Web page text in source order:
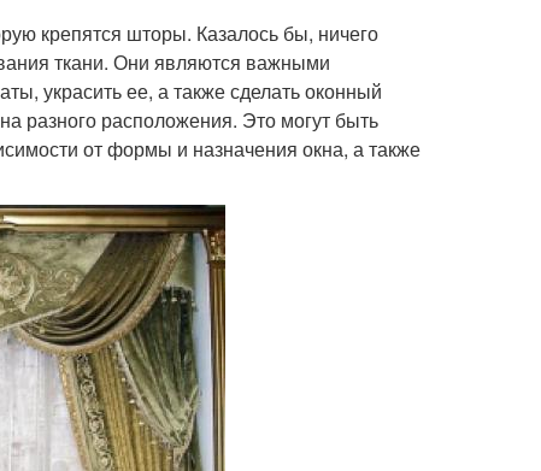
крепятся шторы. Казалось бы, ничего
ткани. Они являются важными
украсить ее, а также сделать оконный
разного расположения. Это могут быть
от формы и назначения окна, а также